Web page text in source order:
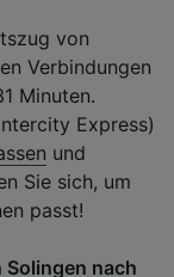
von
Verbindungen
Minuten.
Express)
und
Sie sich, um
passt!
Solingen nach